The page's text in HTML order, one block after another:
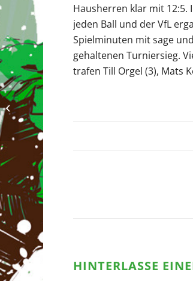
Hausherren klar mit 12:5.
jeden Ball und der VfL
Spielminuten mit sage
gehaltenen Turniersieg.
trafen Till Orgel (3), Mats
HINTERLASSE
Oberliga